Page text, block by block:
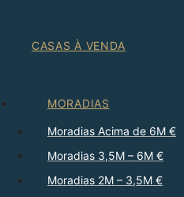
CASAS À VENDA
MORADIAS
Moradias Acima de 6M €
Moradias 3,5M – 6M €
Moradias 2M – 3,5M €